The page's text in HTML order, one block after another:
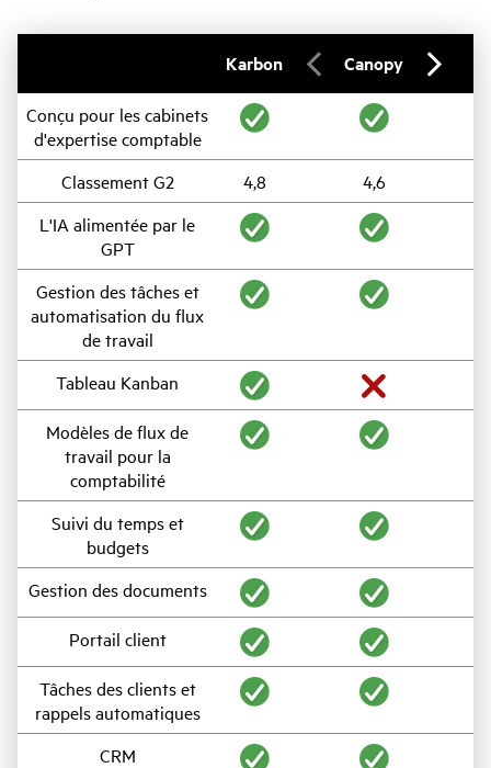
Karbon Canopy
Conçu pour les cabinets
d'expertise comptable
Classement G2
4,8
4,6
L'IA alimentée par le
GPT
Gestion des tâches et
automatisation du flux
de travail
Tableau Kanban
Modèles de flux de
travail pour la
comptabilité
Suivi du temps et
budgets
Gestion des documents
Portail client
Tâches des clients et
rappels automatiques
CRM